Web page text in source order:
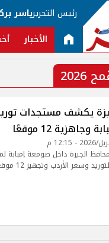
رئيس التحريرياسر
الأخبار
12 موقعًا
الأردب وتجهيز 12 موقعًا تخزينيًا بالمحافظة